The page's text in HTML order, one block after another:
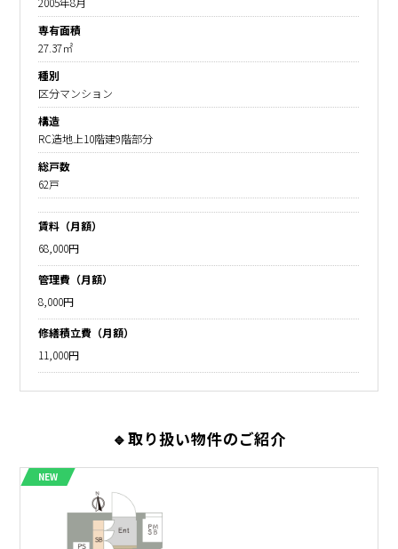
専有面積
27.37㎡
種別
区分マンション
構造
RC造地上10階建9階部分
総戸数
62戸
賃料（月額）
68,000円
管理費（月額）
8,000円
修繕積立費（月額）
11,000円
🔹取り扱い物件のご紹介
NEW